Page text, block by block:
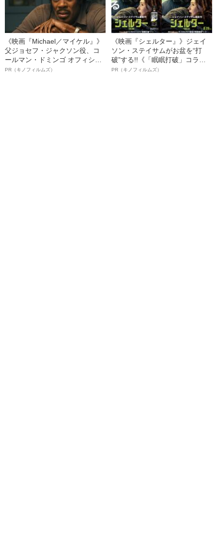
《映画『Michael／マイケル』》
父ジョセフ・ジャクソン役、コ
ールマン・ドミンゴ オフィシャ
ルインタビュー“観客を魅了した
PR（キノフィルムズ）
《映画『シェルター』》ジェイ
ソン・ステイサムがお盆を“打
破”する!!《「眠眠打破」コラ
ボ》
PR（キノフィルムズ）